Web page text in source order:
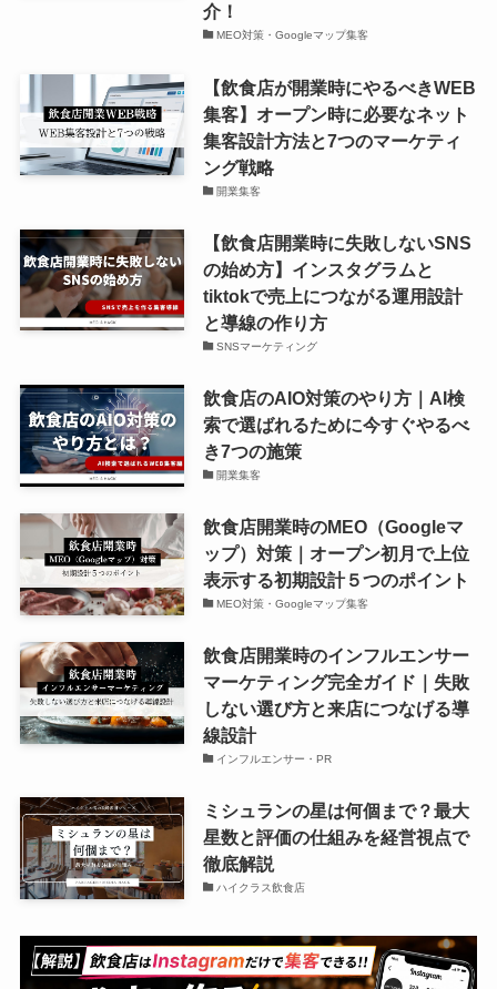
介！
MEO対策・Googleマップ集客
【飲食店が開業時にやるべきWEB
集客】オープン時に必要なネット
集客設計方法と7つのマーケティ
ング戦略
開業集客
【飲食店開業時に失敗しないSNS
の始め方】インスタグラムと
tiktokで売上につながる運用設計
と導線の作り方
SNSマーケティング
飲食店のAIO対策のやり方｜AI検
索で選ばれるために今すぐやるべ
き7つの施策
開業集客
飲食店開業時のMEO（Googleマ
ップ）対策｜オープン初月で上位
表示する初期設計５つのポイント
MEO対策・Googleマップ集客
飲食店開業時のインフルエンサー
マーケティング完全ガイド｜失敗
しない選び方と来店につなげる導
線設計
インフルエンサー・PR
ミシュランの星は何個まで？最大
星数と評価の仕組みを経営視点で
徹底解説
ハイクラス飲食店